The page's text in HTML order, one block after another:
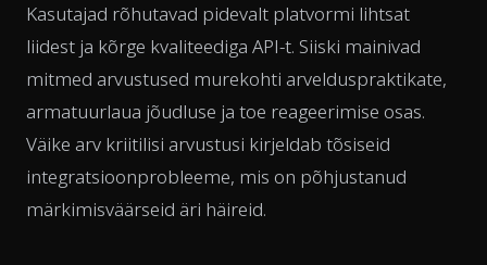
Kasutajad rõhutavad pidevalt platvormi lihtsat
liidest ja kõrge kvaliteediga API-t. Siiski mainivad
mitmed arvustused murekohti arvelduspraktikate,
armatuurlaua jõudluse ja toe reageerimise osas.
Väike arv kriitilisi arvustusi kirjeldab tõsiseid
integratsioonprobleeme, mis on põhjustanud
märkimisväärseid äri häireid.